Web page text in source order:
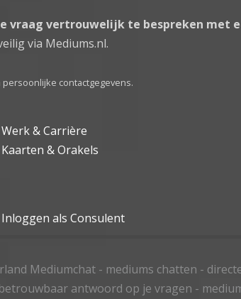
vraag vertrouwelijk te bespreken met
via Mediums.nl.
contactgegevens.
Werk & Carrière
Kaarten & Orakels
Inloggen als Consulent
Mediumchat - mediums chatten -
antwoord op je vragen -